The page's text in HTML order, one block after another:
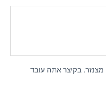
מצנזר. בקיצר אתה עובד